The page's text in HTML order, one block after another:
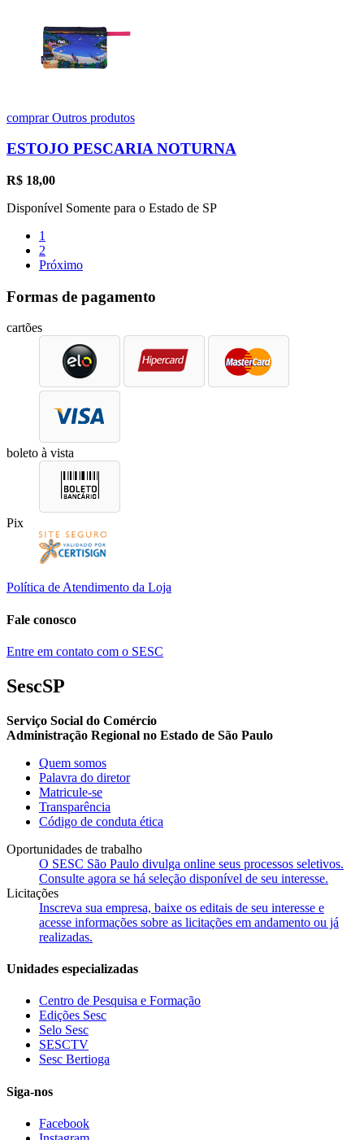
comprarOutros produtos
ESTOJO PESCARIA NOTURNA
R$ 18,00
Disponível Somente para o Estado de SP
1
2
Próximo
Formas de pagamento
cartões
boleto à vista
Pix
Política de Atendimento da Loja
Fale conosco
Entre em contato com o SESC
SescSP
Serviço Social do Comércio
Administração Regional no Estado de São Paulo
Quem somos
Palavra do diretor
Matricule-se
Transparência
Código de conduta ética
Oportunidades de trabalho
O SESC São Paulo divulga online seus processos seletivos.
Consulte agora se há seleção disponível de seu interesse.
Licitações
Inscreva sua empresa, baixe os editais de seu interesse e
acesse informações sobre as licitações em andamento ou já
realizadas.
Unidades especializadas
Centro de Pesquisa e Formação
Edições Sesc
Selo Sesc
SESCTV
Sesc Bertioga
Siga-nos
Facebook